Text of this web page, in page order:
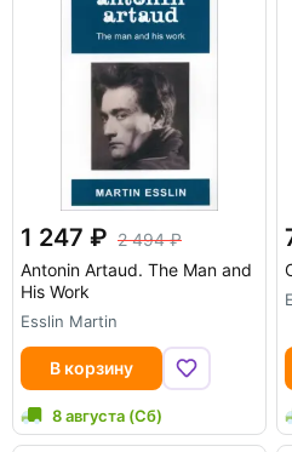
1 247
2 494
Antonin Artaud. The Man and
His Work
Esslin Martin
В корзину
8 августа (Сб)